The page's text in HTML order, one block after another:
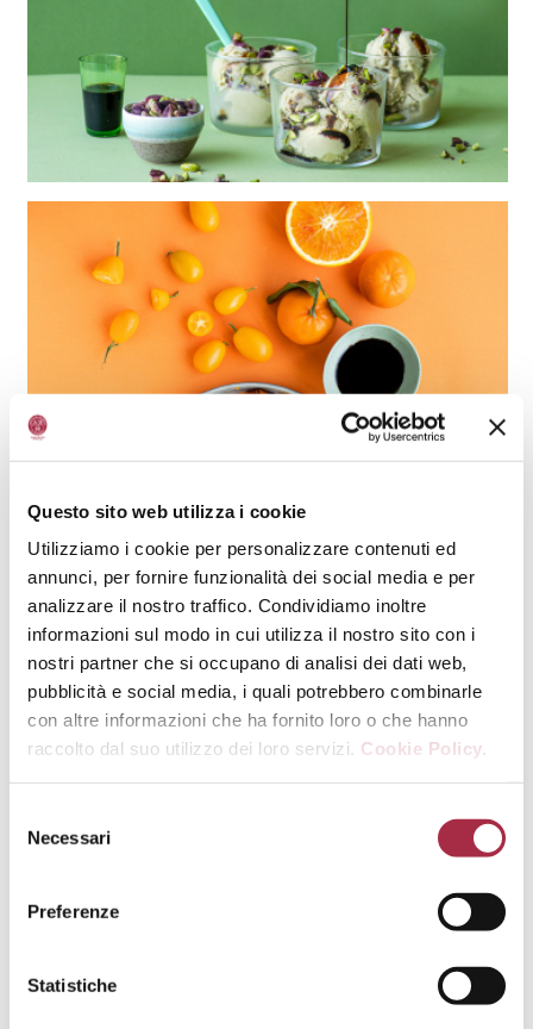
Questo sito web utilizza i cookie
Utilizziamo i cookie per personalizzare contenuti ed
annunci, per fornire funzionalità dei social media e per
analizzare il nostro traffico. Condividiamo inoltre
informazioni sul modo in cui utilizza il nostro sito con i
nostri partner che si occupano di analisi dei dati web,
pubblicità e social media, i quali potrebbero combinarle
con altre informazioni che ha fornito loro o che hanno
raccolto dal suo utilizzo dei loro servizi. Cookie Policy.
Necessari
Preferenze
Statistiche